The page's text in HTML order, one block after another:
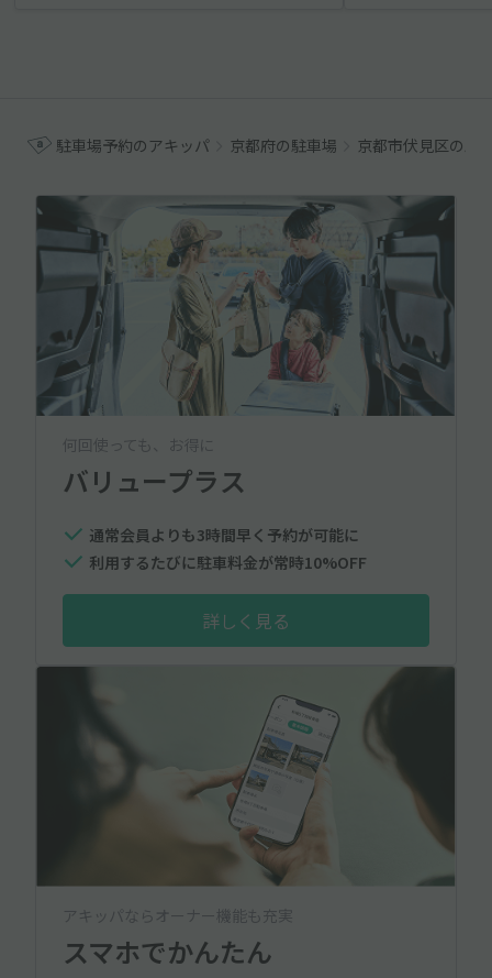
駐車場予約のアキッパ 京都府の駐車場 京都市伏見区の駐
何回使っても、お得に
バリュープラス
通常会員よりも3時間早く予約が可能に
利用するたびに駐車料金が常時10%OFF
詳しく見る
アキッパならオーナー機能も充実
スマホでかんたん